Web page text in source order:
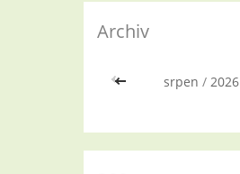
Archiv
<< srpen / 2026